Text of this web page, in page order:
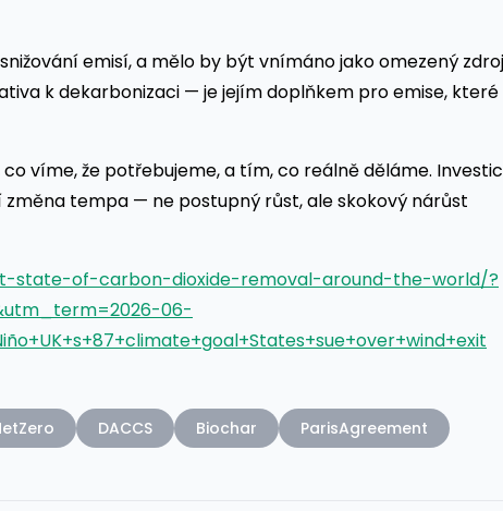
emisí, a mělo by být vnímáno jako omezený
k dekarbonizaci — je jejím doplňkem pro emise, které
víme, že potřebujeme, a tím, co reálně děláme.
tempa — ne postupný růst, ale skokový nárůst
state-of-carbon-dioxide-removal-around-the-world/?
06-
DACCS Biochar ParisAgreement